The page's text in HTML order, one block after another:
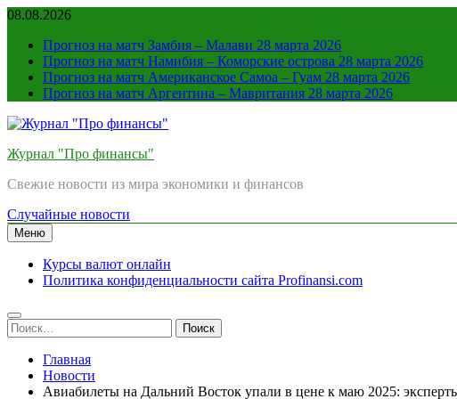
Перейти
содержимому
08.08.2026
Прогноз на матч Замбия – Малави 28 марта 2026
Прогноз на матч Намибия – Коморские острова 28 марта 2026
Прогноз на матч Американское Самоа – Гуам 28 марта 2026
Прогноз на матч Аргентина – Мавритания 28 марта 2026
Журнал "Про финансы"
Свежие новости из мира экономики и финансов
Случайные новости
Меню
Курсы валют онлайн
Политика конфиденциальности сайта Profinansi.com
Найти:
Главная
Новости
Авиабилеты на Дальний Восток упали в цене к маю 2025: